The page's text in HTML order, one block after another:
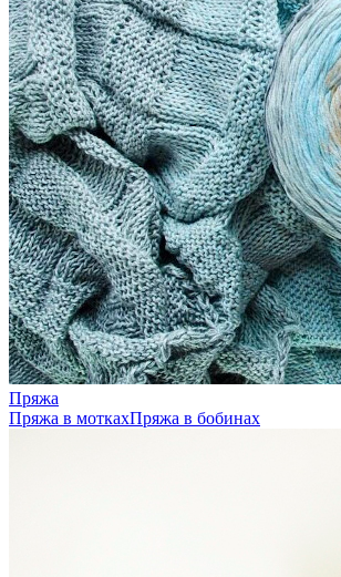
Пряжа
Пряжа в моткахПряжа в бобинах